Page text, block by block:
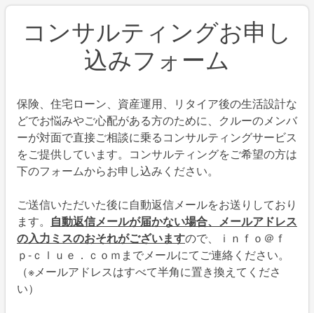
コンサルティングお申し
込みフォーム
保険、住宅ローン、資産運用、リタイア後の生活設計な
どでお悩みやご心配がある方のために、クルーのメンバ
ーが対面で直接ご相談に乗るコンサルティングサービス
をご提供しています。コンサルティングをご希望の方は
下のフォームからお申し込みください。
ご送信いただいた後に自動返信メールをお送りしており
ます。 自動返信メールが届かない場合、メールアドレス
の入力ミスのおそれがございますので、ｉｎｆｏ＠ｆ
ｐ-ｃｌｕｅ．ｃｏｍまでメールにてご連絡ください。
（※メールアドレスはすべて半角に置き換えてくださ
い）